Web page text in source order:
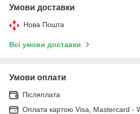
Умови доставки
Нова Пошта
Всі умови доставки
Умови оплати
Післяплата
Оплата картою Visa, Mastercard -